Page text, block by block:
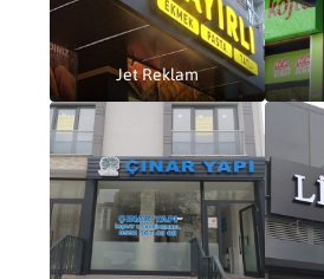
Jet Reklam